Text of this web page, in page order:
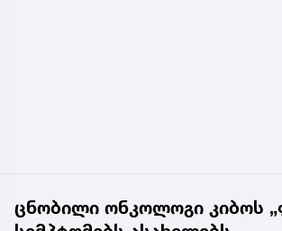
ცნობილი ონკოლოგი კიბოს